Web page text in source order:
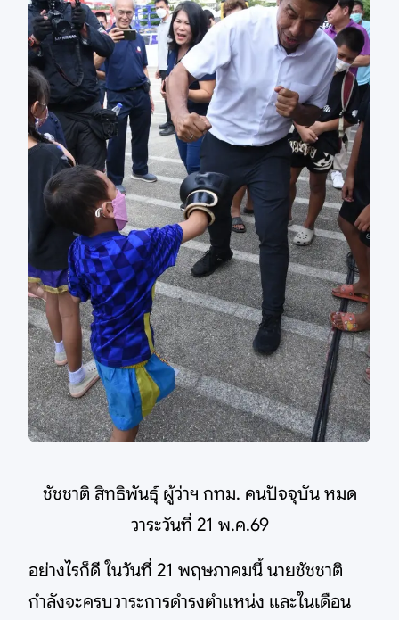
ชัชชาติ สิทธิพันธุ์ ผู้ว่าฯ กทม. คนปัจจุบัน หมด
วาระวันที่ 21 พ.ค.69
อย่างไรก็ดี ในวันที่ 21 พฤษภาคมนี้ นายชัชชาติ
กำลังจะครบวาระการดำรงตำแหน่ง และในเดือน